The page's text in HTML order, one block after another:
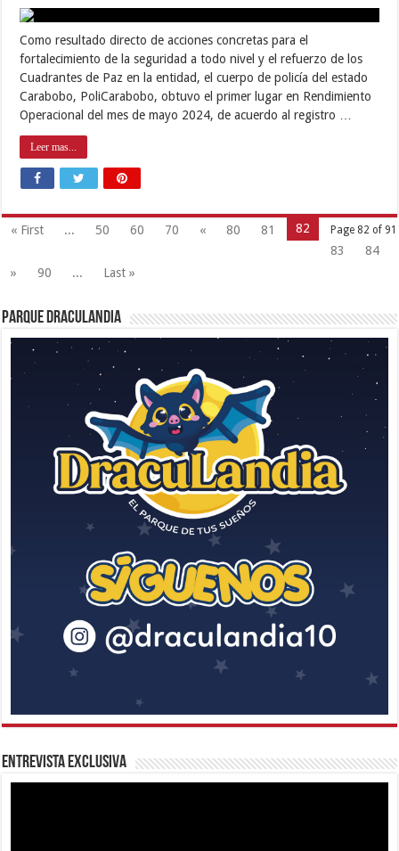
Como resultado directo de acciones concretas para el
fortalecimiento de la seguridad a todo nivel y el refuerzo de los
Cuadrantes de Paz en la entidad, el cuerpo de policía del estado
Carabobo, PoliCarabobo, obtuvo el primer lugar en Rendimiento
Operacional del mes de mayo 2024, de acuerdo al registro …
Leer mas...
Page 82 of 91
« First ... 50 60 70 « 80 81
82
83
84
»
90 ... Last »
Parque Draculandia
Entrevista Exclusiva